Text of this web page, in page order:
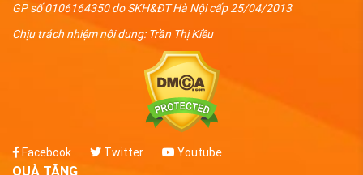
GP số 0106164350 do SKH&ĐT Hà Nội cấp 25/04/2013
Chịu trách nhiệm nội dung: Trần Thị Kiều
Facebook Twitter Youtube
QUÀ TẶNG